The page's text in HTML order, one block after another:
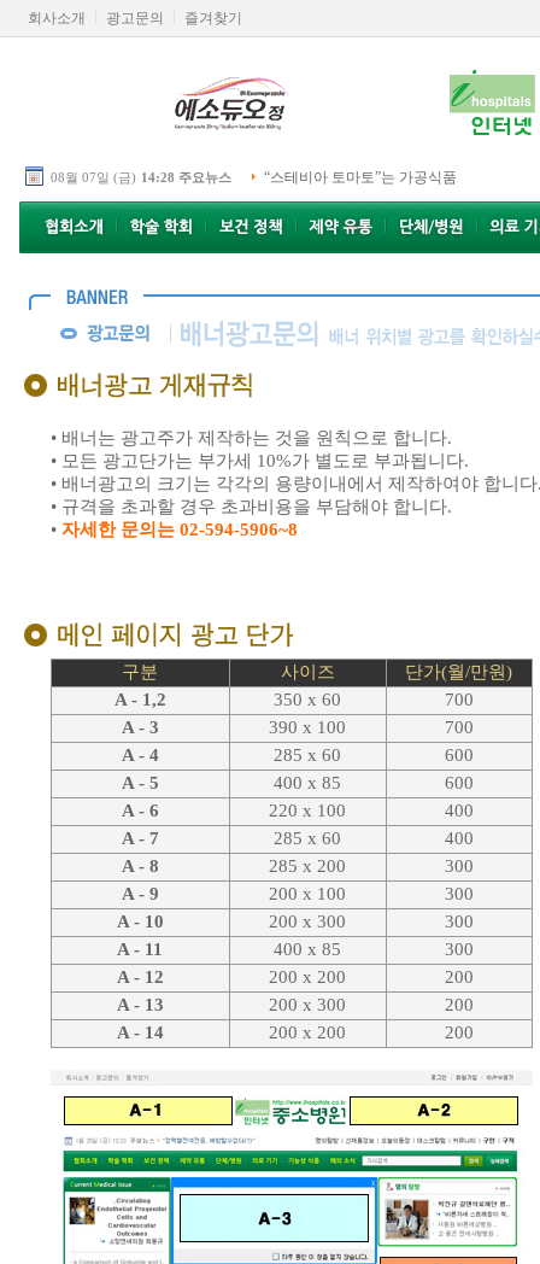
회사소개 광고문의 즐겨찾기
08월 07일 (금) 14:28 주요뉴스 “스테비아 토마토”는 가공식품
•배너는 광고주가 제작하는 것을 원칙으로 합니다.
•모든 광고단가는 부가세 10%가 별도로 부과됩니다.
•배너광고의 크기는 각각의 용량이내에서 제작하여야 합니다
•규격을 초과할 경우 초과비용을 부담해야 합니다.
• 자세한 문의는 02-594-5906~8
구분 사이즈
단가(월/만원)
A - 1,2
350 x 60
700
A - 3
390 x 100
700
A - 4
285 x 60
600
A - 5
400 x 85
600
A - 6
220 x 100
400
A - 7
285 x 60
400
A - 8
285 x 200
300
A - 9
200 x 100
300
A - 10
200 x 300
300
A - 11
400 x 85
300
A - 12
200 x 200
200
A - 13
200 x 300
200
A - 14
200 x 200 200